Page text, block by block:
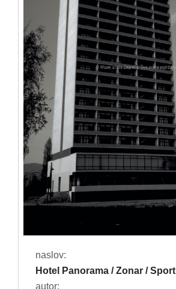
naslov:
Hotel Panorama / Zonar / Sport
autor: